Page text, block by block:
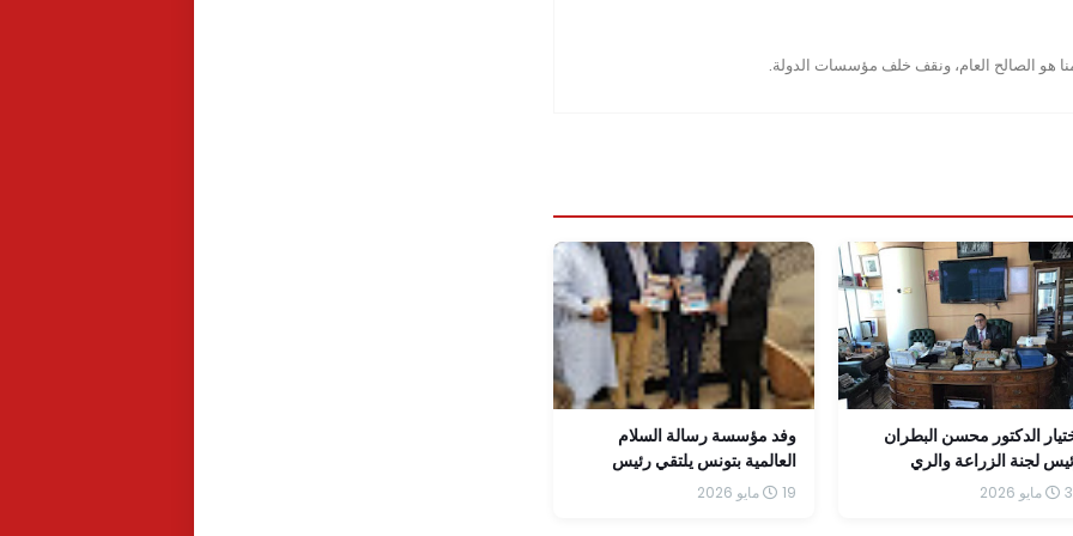
هو الصالح العام، ونقف خلف مؤسسات الدولة.
الدكتور محسن البطران
لجنة الزراعة والري
الشيوخ المصري عضوا
وفد مؤسسة رسالة السلام
العالمية بتونس يلتقي رئيس
مؤسسة "سيدة الأرض" القدس
19 مايو 2026